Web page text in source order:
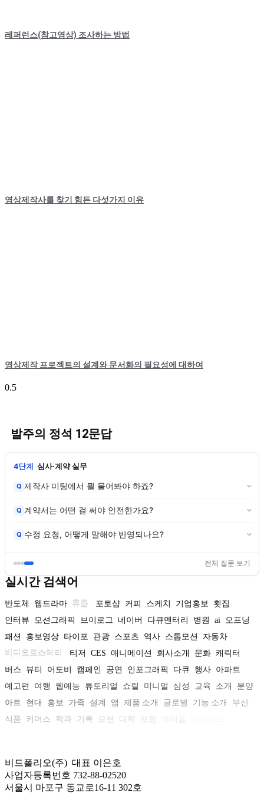
레퍼런스(참고영상) 조사하는 방법
영상제작사를 찾기 힘든 다섯가지 이유
영상제작 프로젝트의 설계와 문서화의 필요성에 대하여
발주의 정석 12문답
4단계 심사·계약 실무
Q 제작사 미팅에서 뭘 물어봐야 하죠?
Q 계약서는 어떤 걸 써야 안전한가요?
Q 수정 요청, 어떻게 말해야 반영되나요?
전체 질문 보기
실시간 검색어
반도체 웹드라마 휴롬 포토샵 커피 스케치 기업홍보
횟집
인터뷰
모션그래픽 브이로그 네이버 다큐멘터리 병원 ai
오프닝
패션
홍보영상 타이포 관광 스포츠 역사 스톱모션
자동차
비디오로스터리
티저 CES 애니메이션 회사소개 문화 캐릭터
버스
뷰티 어도비 캠페인 공연 인포그래픽 다큐 행사 아파트
예고편
여행 웹예능 튜토리얼 쇼릴 미니멀 삼성 교육 소개
분양
아트
현대 홍보 가족 설계 앱 제품 소개 글로벌 기능 소개
부산
식품
커머스 학과 기록 모션 대학 보험
비드폴리오(주) 대표 이은호
사업자등록번호 732-88-02520
서울시 마포구 동교로16-11 302호